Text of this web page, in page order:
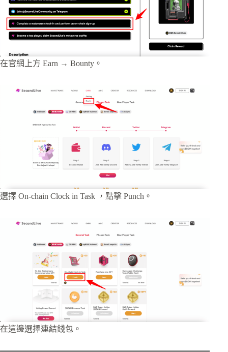
在官網上方 Earn → Bounty。
選擇 On-chain Clock in Task ，點擊 Punch。
在這邊選擇連結錢包。